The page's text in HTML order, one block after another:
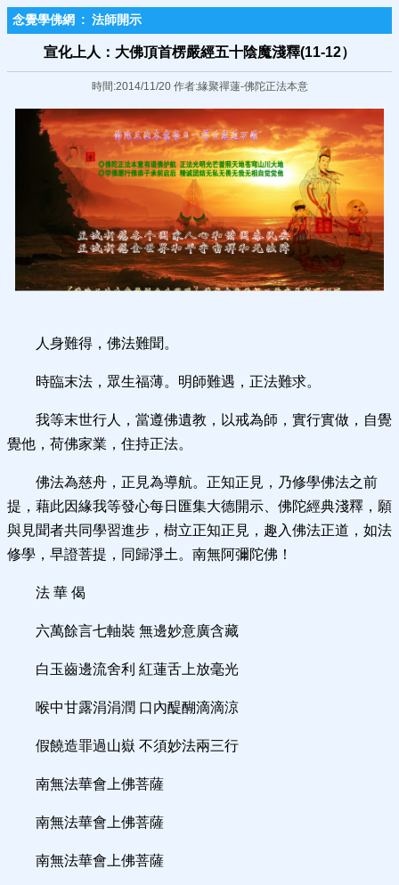
念覺學佛網 : 法師開示
宣化上人：大佛頂首楞嚴經五十陰魔淺釋(11-12）
時間:2014/11/20 作者:緣聚禪蓮-佛陀正法本意
人身難得，佛法難聞。
時臨末法，眾生福薄。明師難遇，正法難求。
我等末世行人，當遵佛遺教，以戒為師，實行實做，自覺
覺他，荷佛家業，住持正法。
佛法為慈舟，正見為導航。正知正見，乃修學佛法之前
提，藉此因緣我等發心每日匯集大德開示、佛陀經典淺釋，願
與見聞者共同學習進步，樹立正知正見，趣入佛法正道，如法
修學，早證菩提，同歸淨土。南無阿彌陀佛！
法 華 偈
六萬餘言七軸裝 無邊妙意廣含藏
白玉齒邊流舍利 紅蓮舌上放毫光
喉中甘露涓涓潤 口內醍醐滴滴涼
假饒造罪過山嶽 不須妙法兩三行
南無法華會上佛菩薩
南無法華會上佛菩薩
南無法華會上佛菩薩